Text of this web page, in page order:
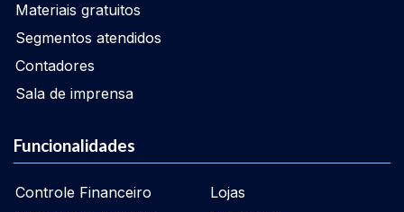
Materiais gratuitos
Segmentos atendidos
Contadores
Sala de imprensa
Funcionalidades
Controle Financeiro
Lojas